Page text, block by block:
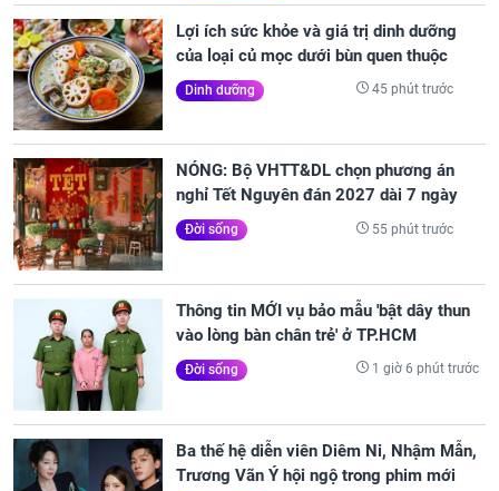
Lợi ích sức khỏe và giá trị dinh dưỡng
của loại củ mọc dưới bùn quen thuộc
Dinh dưỡng 45 phút trước
NÓNG: Bộ VHTT&DL chọn phương án
nghỉ Tết Nguyên đán 2027 dài 7 ngày
Đời sống 55 phút trước
Thông tin MỚI vụ bảo mẫu 'bật dây thun
vào lòng bàn chân trẻ' ở TP.HCM
Đời sống 1 giờ 6 phút trước
Ba thế hệ diễn viên Diêm Ni, Nhậm Mẫn,
Trương Vãn Ý hội ngộ trong phim mới